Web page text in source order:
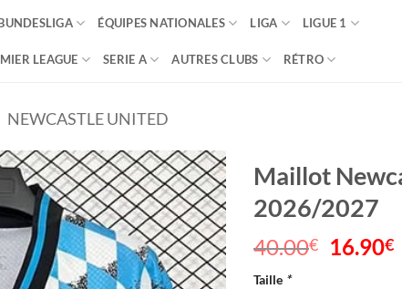
ÉQUIPES NATIONALES LIGA LIGUE 1
LEAGUE SERIE A AUTRES CLUBS RÉTRO
NEWCASTLE UNITED
Maillot
2026/2027
40.00€
Le
16.90€
Taille *